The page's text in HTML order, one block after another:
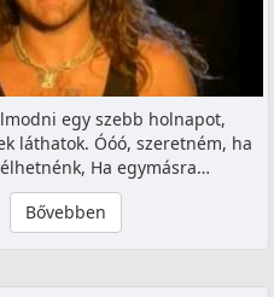
egy szebb holnapot,
láthatok. Óóó, szeretném, ha
Ha egymásra…
Bővebben